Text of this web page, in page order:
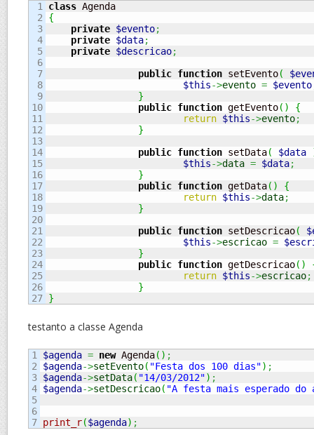
1
2
3
4
5
6
7
8
9
10
11
12
13
14
15
16
17
18
19
20
21
22
23
24
25
26
class
{
private $evento;
private $data;
private $descricao;
public function setEvento(
$this->evento = $evento
}
public function getEvento( )
{
return $this->evento;
}
public function setData( $data
$this->data = $data;
}
public function getData( )
{
return $this->data;
}
public function setDescricao(
$this->escricao =
}
public function getDescricao( )
return $this->escricao;
}
}
testanto a classe Agenda
1
2
3
4
5
6
$agenda = new Agenda( ) ;
$agenda->setEvento( "Festa dos 100 dias") ;
$agenda->setData( "14/03/2012") ;
$agenda->setDescricao( "A festa mais esperado
print_r($agenda) ;